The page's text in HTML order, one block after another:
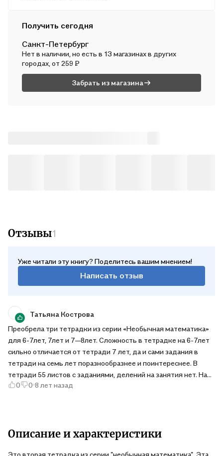
В вс, 9 августа — от 312 ₽
Почтой России
В пн, 10 августа — от 497 ₽
Получить сегодня
Санкт-Петербург
Нет в наличии, но есть в 13 магазинах в других
городах, от 259 ₽
Забрать из магазина
Отзывы1
Уже читали эту книгу? Поделитесь вашим мнением!
Написать отзыв
Татьяна Кострова
Преобрела три тетрадки из серии «Необычная математика»
для 6-7лет, 7лет и 7—8лет. Сложность в тетрадке на 6-7лет
сильно отличается от тетради 7 лет, да и сами задания в
тетради на семь лет поразнообразнее и поинтереснее. В
тетради 55 листов с заданиями, делений на занятия нет. На
развороте по четыре задания. Все задания со счетом до 10.
цифры в схему больше-меньше. Простейшие судоку.
0 0 8 лет назад
Описание и характеристики
Это вторая тетрадка из серии "необычная математика". Эта